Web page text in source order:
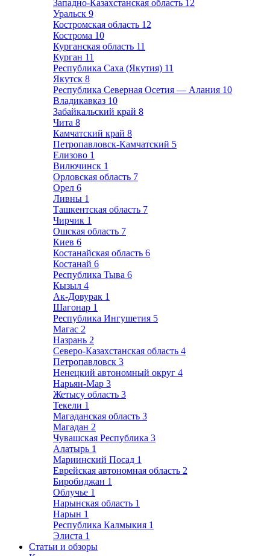
Западно-Казахстанская область 12
Уральск 9
Костромская область 12
Кострома 10
Курганская область 11
Курган 11
Республика Саха (Якутия) 11
Якутск 8
Республика Северная Осетия — Алания 10
Владикавказ 10
Забайкальский край 8
Чита 8
Камчатский край 8
Петропавловск-Камчатский 5
Елизово 1
Вилючинск 1
Орловская область 7
Орел 6
Ливны 1
Ташкентская область 7
Чирчик 1
Ошская область 7
Киев 6
Костанайская область 6
Костанай 6
Республика Тыва 6
Кызыл 4
Ак-Довурак 1
Шагонар 1
Республика Ингушетия 5
Магас 2
Назрань 2
Северо-Казахстанская область 4
Петропавловск 3
Ненецкий автономный округ 4
Нарьян-Мар 3
Жетысу область 3
Текели 1
Магаданская область 3
Магадан 2
Чувашская Республика 3
Алатырь 1
Мариинский Посад 1
Еврейская автономная область 2
Биробиджан 1
Облучье 1
Нарынская область 1
Нарын 1
Республика Калмыкия 1
Элиста 1
Статьи и обзоры